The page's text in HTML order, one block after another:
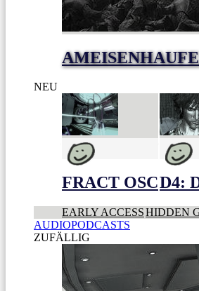
NEU
FRACT OSCD4:
EARLY ACCESSHIDDEN
AUDIOPODCASTS
ZUFÄLLIG